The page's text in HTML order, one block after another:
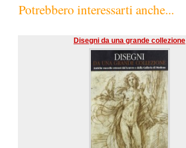
Potrebbero interessarti anche...
Disegni da una grande collezione